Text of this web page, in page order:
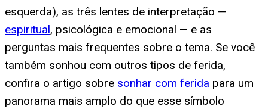
esquerda), as três lentes de interpretação —
espiritual, psicológica e emocional — e as
perguntas mais frequentes sobre o tema. Se você
também sonhou com outros tipos de ferida,
confira o artigo sobre sonhar com ferida para um
panorama mais amplo do que esse símbolo